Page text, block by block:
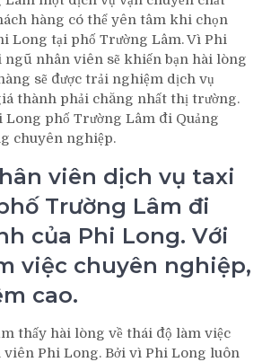
hàng có thể yên tâm khi chọn
Long tại phố Trường Lâm. Vì Phi
ngũ nhân viên sẽ khiến bạn hài lòng
sẽ được trải nghiệm dịch vụ
thành phải chăng nhất thị trường.
Long phố Trường Lâm đi Quảng
chuyên nghiệp.
viên dịch vụ taxi
Trường Lâm đi
của Phi Long. Với
việc chuyên nghiệp,
cao.
thấy hài lòng về thái độ làm việc
viên Phi Long. Bởi vì Phi Long luôn